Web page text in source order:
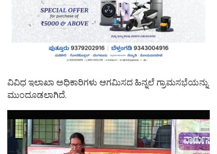
ವಿವಿಧ ಇಲಾಖಾ ಅಧಿಕಾರಿಗಳು ಆಗಮಿಸದ ಹಿನ್ನಲೆ ಗ್ರಾಮಸಭೆಯನ್ನು
ಮುಂದೂಡಲಾಗಿದೆ.